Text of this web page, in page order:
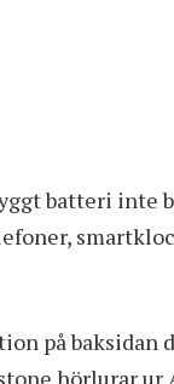
batteri inte
på baksidan
hörlurar ur